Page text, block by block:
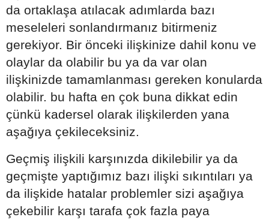
da ortaklaşa atılacak adımlarda bazı
meseleleri sonlandırmanız bitirmeniz
gerekiyor. Bir önceki ilişkinize dahil konu ve
olaylar da olabilir bu ya da var olan
ilişkinizde tamamlanması gereken konularda
olabilir. bu hafta en çok buna dikkat edin
çünkü kadersel olarak ilişkilerden yana
aşağıya çekileceksiniz.
Geçmiş ilişkili karşınızda dikilebilir ya da
geçmişte yaptığımız bazı ilişki sıkıntıları ya
da ilişkide hatalar problemler sizi aşağıya
çekebilir karşı tarafa çok fazla paya